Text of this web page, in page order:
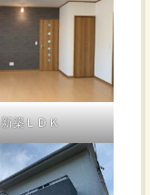
新築ＬＤＫ